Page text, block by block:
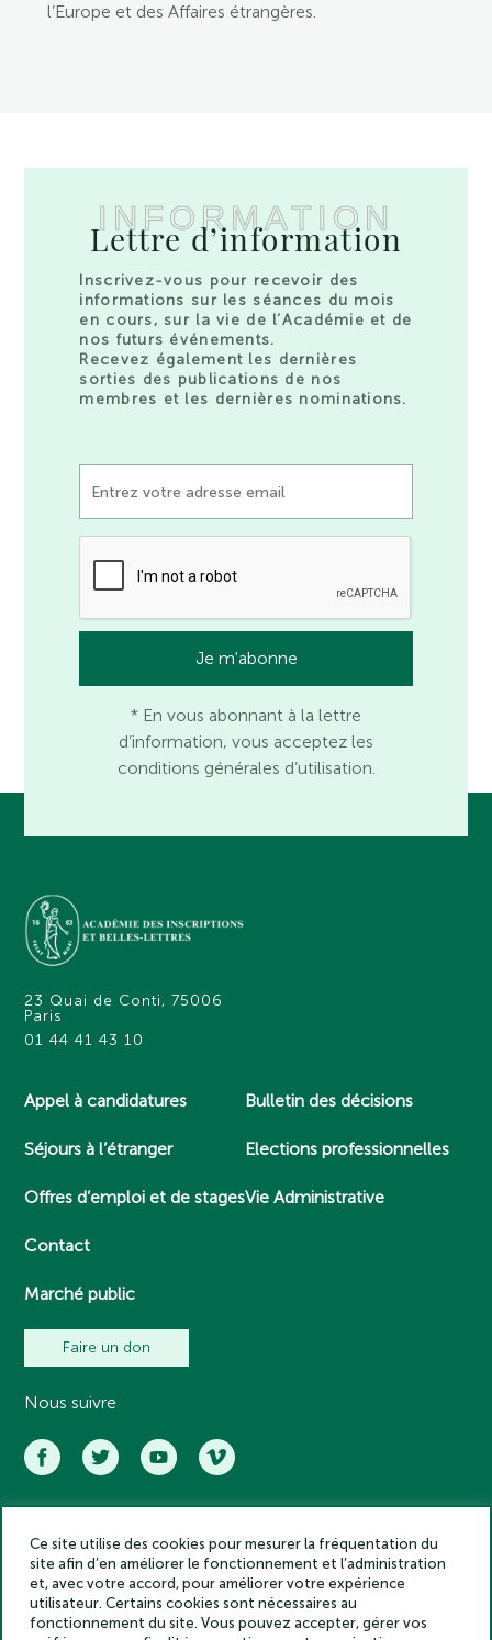
l’Europe et des Affaires étrangères.
INFORMATION
Lettre d’information
Inscrivez-vous pour recevoir des
informations sur les séances du mois
en cours, sur la vie de l’Académie et de
nos futurs événements.
Recevez également les dernières
sorties des publications de nos
membres et les dernières nominations.
* En vous abonnant à la lettre
d’information, vous acceptez les
conditions générales d’utilisation.
23 Quai de Conti, 75006
Paris
01 44 41 43 10
Appel à candidatures
Séjours à l’étranger
Offres d’emploi et de stages
Contact
Marché public
Bulletin des décisions
Elections professionnelles
Vie Administrative
Faire un don
Nous suivre
Académie des inscriptions et belles lettres – Tous droits réservés
2025
Politique de confidentialité
Mentions légales
Ce site utilise des cookies pour mesurer la fréquentation du
site afin d’en améliorer le fonctionnement et l’administration
et, avec votre accord, pour améliorer votre expérience
utilisateur. Certains cookies sont nécessaires au
fonctionnement du site. Vous pouvez accepter, gérer vos